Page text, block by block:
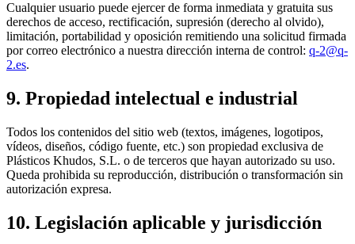
Cualquier usuario puede ejercer de forma inmediata y gratuita sus
derechos de acceso, rectificación, supresión (derecho al olvido),
limitación, portabilidad y oposición remitiendo una solicitud firmada
por correo electrónico a nuestra dirección interna de control: q-2@q-
2.es.
9. Propiedad intelectual e industrial
Todos los contenidos del sitio web (textos, imágenes, logotipos,
vídeos, diseños, código fuente, etc.) son propiedad exclusiva de
Plásticos Khudos, S.L. o de terceros que hayan autorizado su uso.
Queda prohibida su reproducción, distribución o transformación sin
autorización expresa.
10. Legislación aplicable y jurisdicción